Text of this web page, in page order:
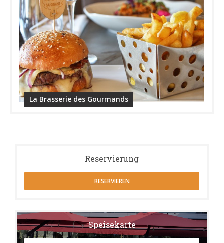
La Brasserie des Gourmands
Reservierung
RESERVIEREN
Speisekarte